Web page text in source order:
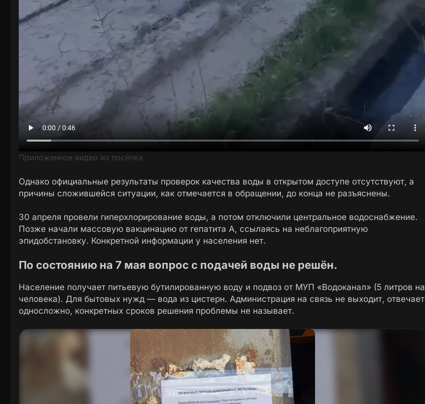
Приложенное видео из посёлка
Однако официальные результаты проверок качества воды в открытом доступе отсутствуют, а
причины сложившейся ситуации, как отмечается в обращении, до конца не разъяснены.
30 апреля провели гиперхлорирование воды, а потом отключили центральное водоснабжение.
Позже начали массовую вакцинацию от гепатита А, ссылаясь на неблагоприятную
эпидобстановку. Конкретной информации у населения нет.
По состоянию на 7 мая вопрос с подачей воды не решён.
Население получает питьевую бутилированную воду и подвоз от МУП «Водоканал» (5 литров на
человека). Для бытовых нужд — вода из цистерн. Администрация на связь не выходит, отвечает
односложно, конкретных сроков решения проблемы не называет.